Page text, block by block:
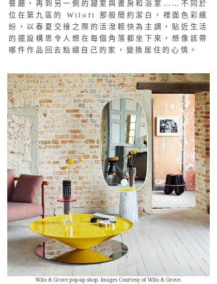
餐廳，再到另一側的寢室與書房和浴室……不同於
位在第九區的 Wiloft 那般簡約潔白，裡面色彩繽
紛，以春夏交接之際的活潑輕快為主調，貼近生活
的擺設構思令人想在每個角落都坐下來，想像該帶
哪件作品回去點綴自己的家，變換居住的心情。
Wilo & Grove pop-up shop. Images Courtesy of Wilo & Grove.